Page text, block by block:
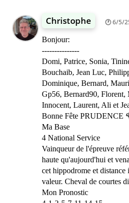
Christophe 6/5/
Bonjour:
---------------
Domi, Patrice, Sonia,
Bouchaib, Jean Luc,
Dominique, Bernard,
Gp56, Bernard90, Florent,
Innocent, Laurent, Ali et
Bonne Fête PRUDENCE
Ma Base
4 National Service
Vainqueur de l'épreuve
haute qu'aujourd'hui et
cet hippodrome et distance
valeur. Cheval de courtes
Mon Pronostic